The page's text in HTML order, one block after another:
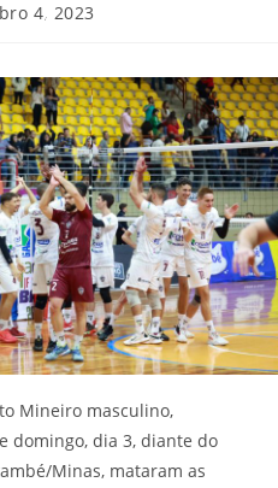
4, 2023
Mineiro masculino,
domingo, dia 3, diante do
Minas, mataram as